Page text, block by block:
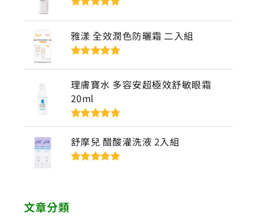
5
雅漾 全效潤色防曬霜 二入組
5
理膚寶水 多容安超極效舒敏眼霜
20ml
評分5滿分
5
舒摩兒 醋酸灌洗液 2入組
文章分類